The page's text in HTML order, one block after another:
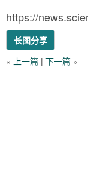
https://
长图分享
« 上一篇 | 下一篇 »